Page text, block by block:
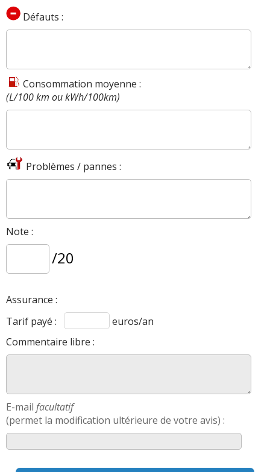
Défauts :
Consommation moyenne :
(L/100 km ou kWh/100km)
Problèmes / pannes :
Note :
/20
Assurance :
Tarif payé :
euros/an
Commentaire libre :
E-mail facultatif
(permet la modification ultérieure de votre avis) :